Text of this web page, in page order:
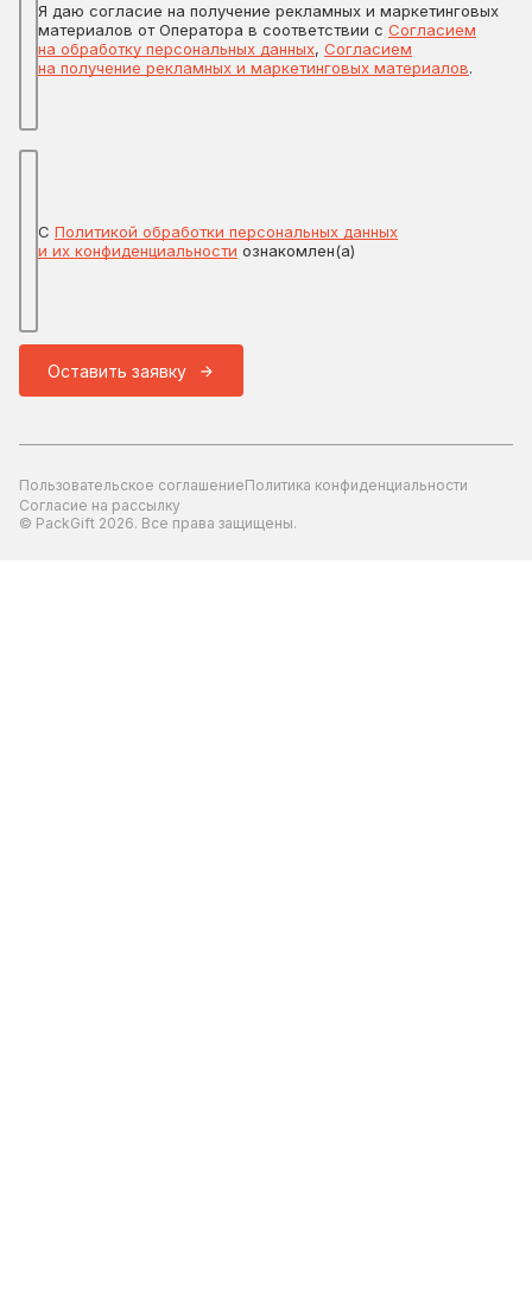
Я даю согласие на получение рекламных и маркетинговых
материалов от Оператора в соответствии с Согласием
на обработку персональных данных, Согласием
на получение рекламных и маркетинговых материалов.
С Политикой обработки персональных данных
и их конфиденциальности ознакомлен(а)
Оставить заявку
Пользовательское соглашениеПолитика конфиденциальности
Согласие на рассылку
© PackGift 2026. Все права защищены.